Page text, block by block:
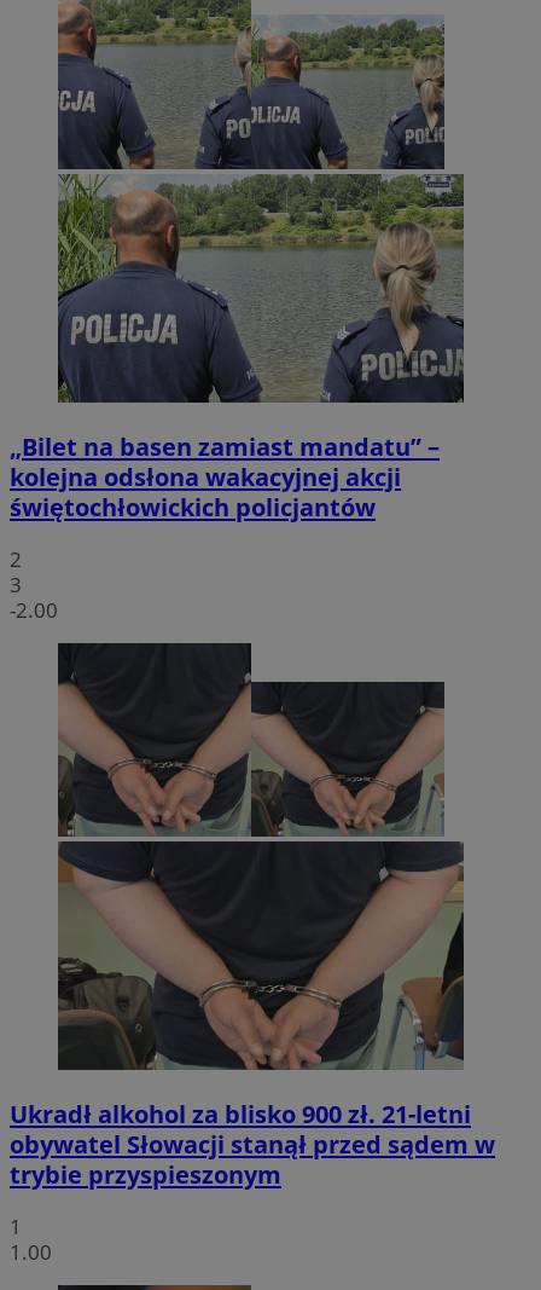
„Bilet na basen zamiast mandatu” –
kolejna odsłona wakacyjnej akcji
świętochłowickich policjantów
2
3
-2.00
Ukradł alkohol za blisko 900 zł. 21-letni
obywatel Słowacji stanął przed sądem w
trybie przyspieszonym
1
1.00